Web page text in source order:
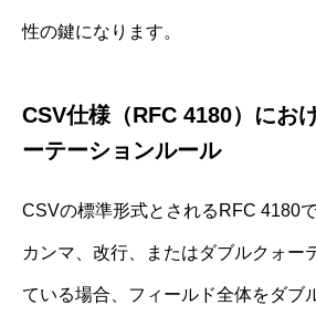
性の鍵になります。
CSV仕様（RFC 4180）にお
ーテーションルール
CSVの標準形式とされるRFC 4180
カンマ、改行、またはダブルクォー
ている場合、フィールド全体をダブ